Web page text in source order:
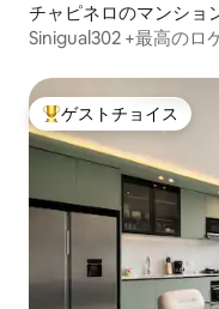
チャピネロのマンショ
Sinigual302 +最高のロ
大好評のゲストチョイ
ゲストチョイス